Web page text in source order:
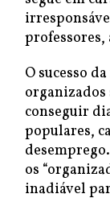
professores,
O sucesso
conseguir
populares,
os
inadiável